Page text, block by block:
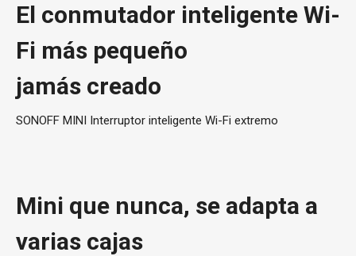
El conmutador inteligente Wi-
Fi más pequeño
jamás creado
SONOFF MINI Interruptor inteligente Wi-Fi extremo
Mini que nunca, se adapta a
varias cajas